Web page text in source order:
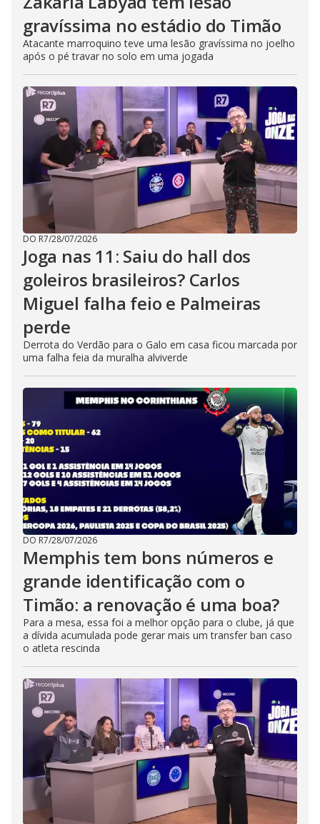
gravíssima no estádio do Timão
Atacante marroquino teve uma lesão gravíssima no joelho
após o pé travar no solo em uma jogada
DO R7/28/07/2026
Joga nas 11: Saiu do hall dos
goleiros brasileiros? Carlos
Miguel falha feio e Palmeiras
perde
Derrota do Verdão para o Galo em casa ficou marcada por
uma falha feia da muralha alviverde
DO R7/28/07/2026
Memphis tem bons números e
grande identificação com o
Timão: a renovação é uma boa?
Para a mesa, essa foi a melhor opção para o clube, já que
a dívida acumulada pode gerar mais um transfer ban caso
o atleta rescinda